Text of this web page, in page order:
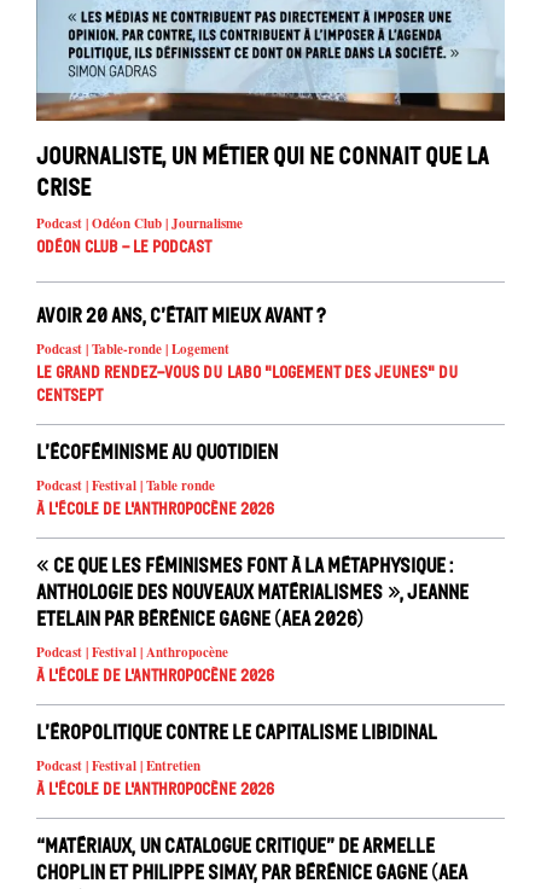
Journaliste, un métier qui ne connait que la
crise
Podcast | Odéon Club | Journalisme
Odéon Club - Le Podcast
Avoir 20 ans, c’était mieux avant ?
Podcast | Table-ronde | Logement
Le Grand Rendez-vous du Labo "Logement des jeunes" du
Centsept
L’écoféminisme au quotidien
Podcast | Festival | Table ronde
À l'école de l'Anthropocène 2026
« Ce que les féminismes font à la métaphysique :
anthologie des nouveaux matérialismes », Jeanne
Etelain par Bérénice Gagne (AEA 2026)
Podcast | Festival | Anthropocène
À l'école de l'Anthropocène 2026
L’éropolitique contre le capitalisme libidinal
Podcast | Festival | Entretien
À l'école de l'Anthropocène 2026
“Matériaux, un catalogue critique” de Armelle
Choplin et Philippe Simay, par Bérénice Gagne (AEA